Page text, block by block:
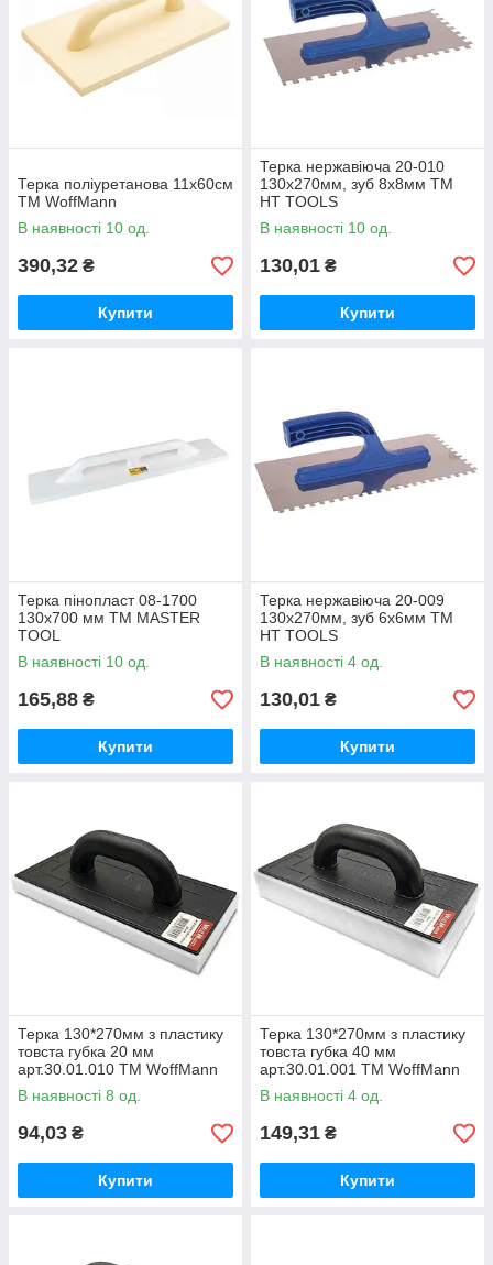
Терка поліуретанова 11х60см
ТМ WoffMann
В наявності 10 од.
390,32 ₴
Купити
Терка нержавіюча 20-010
130х270мм, зуб 8х8мм ТМ
HT TOOLS
В наявності 10 од.
130,01 ₴
Купити
Терка пінопласт 08-1700
130х700 мм ТМ MASTER
TOOL
В наявності 10 од.
165,88 ₴
Купити
Терка нержавіюча 20-009
130х270мм, зуб 6х6мм ТМ
HT TOOLS
В наявності 4 од.
130,01 ₴
Купити
Терка 130*270мм з пластику
товста губка 20 мм
арт.30.01.010 ТМ WoffMann
В наявності 8 од.
94,03 ₴
Купити
Терка 130*270мм з пластику
товста губка 40 мм
арт.30.01.001 ТМ WoffMann
В наявності 4 од.
149,31 ₴
Купити